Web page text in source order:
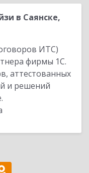
в Саянске,
ИТС)
фирмы 1С.
аттестованных
и решений